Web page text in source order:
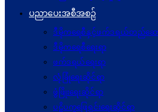
ပညာပေးအစီအစဉ်
ဒီမိုကရေစီနှင့်ဖက်ဒရယ်တည်ဆေ
ဒီမိုကရေစီရေးရာ
ဖက်ဒရယ်ရေးရာ
လုံခြုံရေးဆိုင်ရာ
ဖွံဖြိုးရေးဆိုင်ရာ
ပဋိပက္ခ‌ဖြေရှင်းရေးဆိုင်ရာ